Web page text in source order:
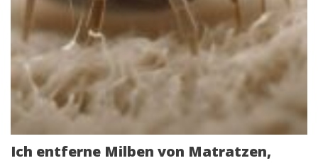
Ich entferne Milben von Matratzen,